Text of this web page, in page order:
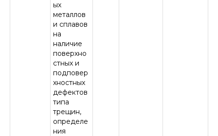
ых
металлов
и сплавов
на
наличие
поверхно
стных и
подповер
хностных
дефектов
типа
трещин,
определе
ния